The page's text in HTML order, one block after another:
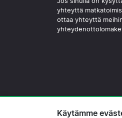
yhteyttä
ottaa yhteyttä
© 2026
Käytämme